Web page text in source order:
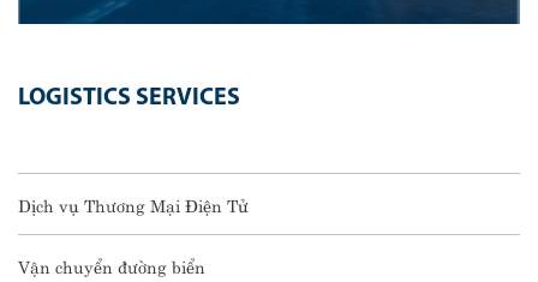
LOGISTICS SERVICES
Dịch vụ Thương Mại Điện Tử
Vận chuyển đường biển